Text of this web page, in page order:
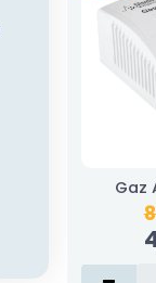
Gaz